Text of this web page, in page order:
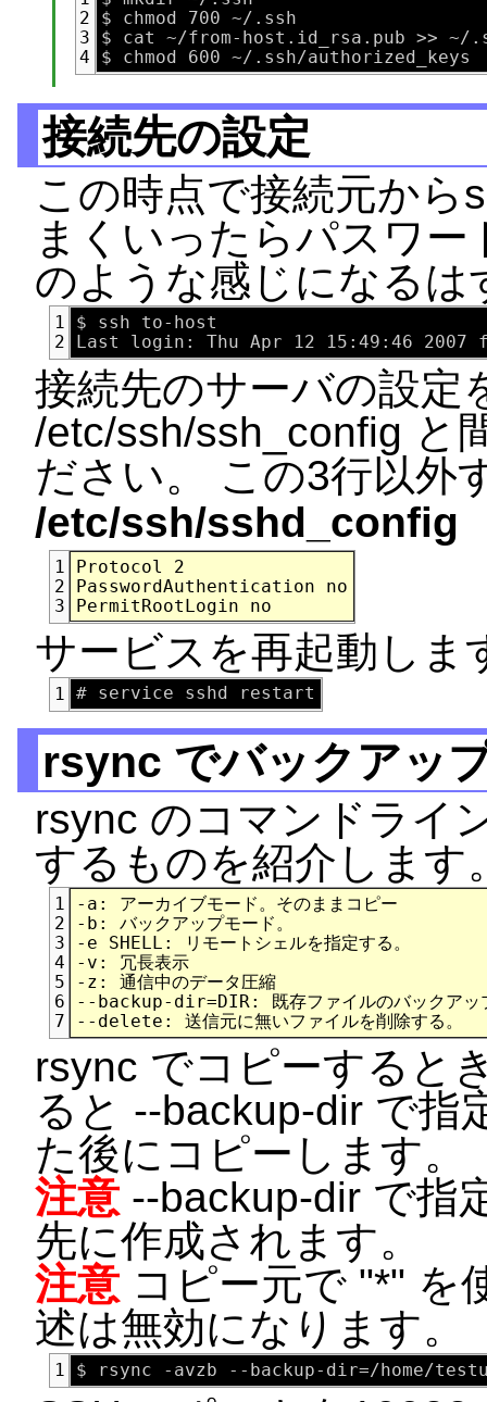
2
3
4
$ chmod 700 ~/.ssh
$ cat ~/from-host.id_rsa.pub >> ~/
接続先の設定
この時点で接続元か
まくいったらパスワ
のような感じになるは
1
2
$ ssh to-host
接続先のサーバの設定
/etc/ssh/ssh_config と
ださい。 この3行以外
/etc/ssh/sshd_config
1
2
3
Protocol 2
PasswordAuthentication no
サービスを再起動しま
1
rsync でバックアッ
rsync のコマンドライ
するものを紹介します
1
2
3
4
5
6
7
-a: アーカイブモード。そのままコピー
-b: バックアップモード。
-e SHELL: リモートシェルを指定する。
-v: 冗長表示
-z: 通信中のデータ圧縮
--backup-dir=DIR: 既存ファイルのバックアッ
rsync でコピーすると
ると --backup-dir で指
た後にコピーします。
注意 --backup-dir で指
先に作成されます。
注意 コピー元で "*" を
述は無効になります。
1